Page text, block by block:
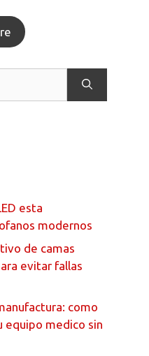
esta
modernos
de camas
evitar fallas
como
equipo medico sin